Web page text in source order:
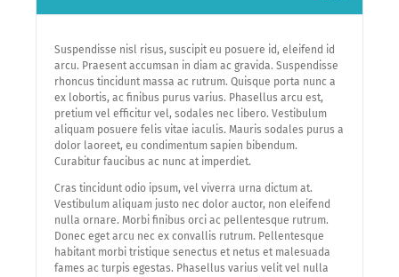
Suspendisse nisl risus, suscipit eu posuere id, eleifend id
arcu. Praesent accumsan in diam ac gravida. Suspendisse
rhoncus tincidunt massa ac rutrum. Quisque porta nunc a
ex lobortis, ac finibus purus varius. Phasellus arcu est,
pretium vel efficitur vel, sodales nec libero. Vestibulum
aliquam posuere felis vitae iaculis. Mauris sodales purus a
dolor laoreet, eu condimentum sapien bibendum.
Curabitur faucibus ac nunc at imperdiet.
Cras tincidunt odio ipsum, vel viverra urna dictum at.
Vestibulum aliquam justo nec dolor auctor, non eleifend
nulla ornare. Morbi finibus orci ac pellentesque rutrum.
Donec eget arcu nec ex convallis rutrum. Pellentesque
habitant morbi tristique senectus et netus et malesuada
fames ac turpis egestas. Phasellus varius velit vel nulla